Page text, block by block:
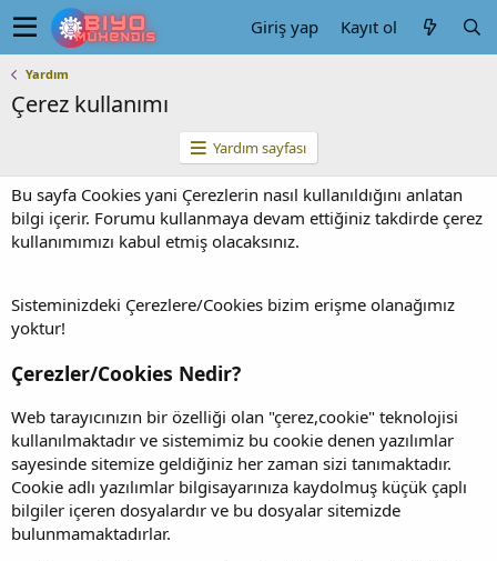
Giriş yap Kayıt ol
Yardım
Çerez kullanımı
Yardım sayfası
Bu sayfa Cookies yani Çerezlerin nasıl kullanıldığını anlatan
bilgi içerir. Forumu kullanmaya devam ettiğiniz takdirde çerez
kullanımımızı kabul etmiş olacaksınız.
Sisteminizdeki Çerezlere/Cookies bizim erişme olanağımız
yoktur!
Çerezler/Cookies Nedir?
Web tarayıcınızın bir özelliği olan "çerez,cookie" teknolojisi
kullanılmaktadır ve sistemimiz bu cookie denen yazılımlar
sayesinde sitemize geldiğiniz her zaman sizi tanımaktadır.
Cookie adlı yazılımlar bilgisayarınıza kaydolmuş küçük çaplı
bilgiler içeren dosyalardır ve bu dosyalar sitemizde
bulunmamaktadırlar.